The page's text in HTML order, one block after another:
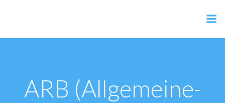
ARB (Allgemeine-